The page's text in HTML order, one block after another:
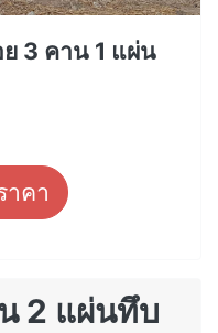
3 คาน 1 แผ่น
าคา
2 แผ่นทึบ